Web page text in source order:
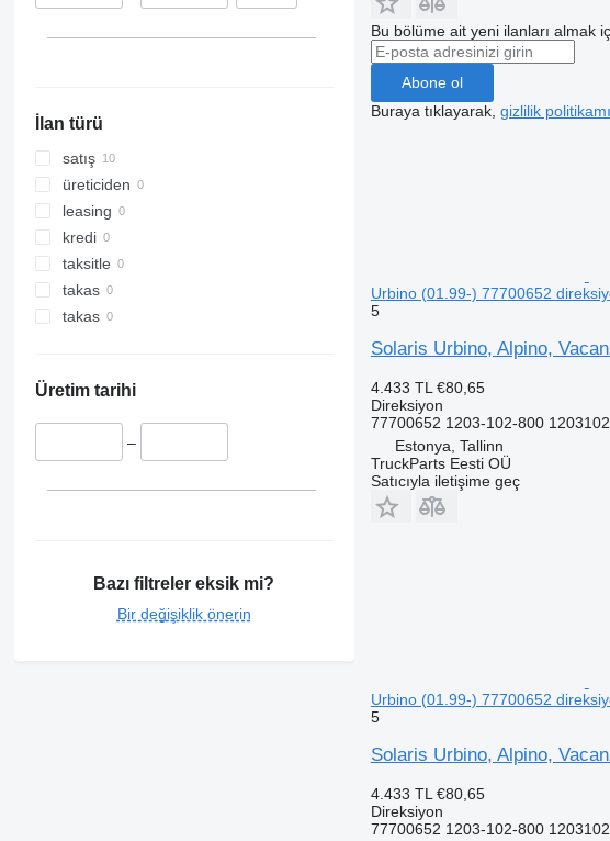
İlan türü
satış
üreticiden
leasing
kredi
taksitle
takas
takas
Üretim tarihi
–
Bazı filtreler eksik mi?
Bir değişiklik önerin
Bu bölüme ait yeni ilanları almak
Abone ol
Buraya tıklayarak, gizlilik
Urbino (01.99-) 77700652
5
Solaris Urbino, Alpino,
4.433 TL €80,65
Direksiyon
77700652 1203-102-800
Estonya, Tallinn
TruckParts Eesti OÜ
Satıcıyla iletişime geç
Urbino (01.99-) 77700652
5
Solaris Urbino, Alpino,
4.433 TL €80,65
Direksiyon
77700652 1203-102-800